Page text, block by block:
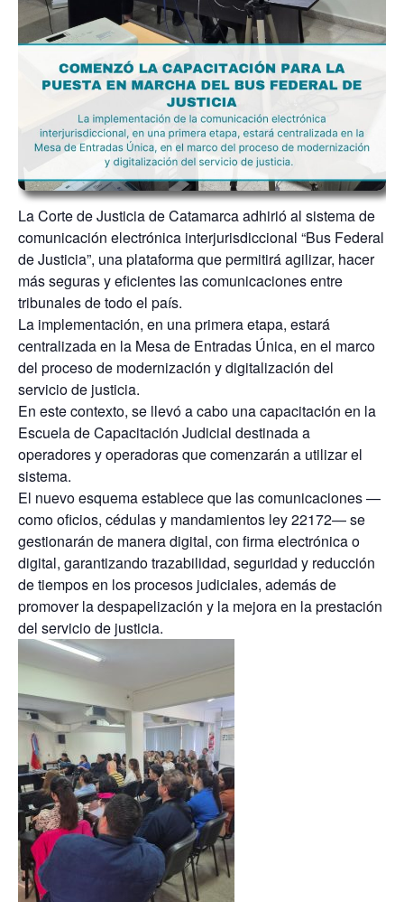
La Corte de Justicia de Catamarca adhirió al sistema de
comunicación electrónica interjurisdiccional “Bus Federal
de Justicia”, una plataforma que permitirá agilizar, hacer
más seguras y eficientes las comunicaciones entre
tribunales de todo el país.
La implementación, en una primera etapa, estará
centralizada en la Mesa de Entradas Única, en el marco
del proceso de modernización y digitalización del
servicio de justicia.
En este contexto, se llevó a cabo una capacitación en la
Escuela de Capacitación Judicial destinada a
operadores y operadoras que comenzarán a utilizar el
sistema.
El nuevo esquema establece que las comunicaciones —
como oficios, cédulas y mandamientos ley 22172— se
gestionarán de manera digital, con firma electrónica o
digital, garantizando trazabilidad, seguridad y reducción
de tiempos en los procesos judiciales, además de
promover la despapelización y la mejora en la prestación
del servicio de justicia.